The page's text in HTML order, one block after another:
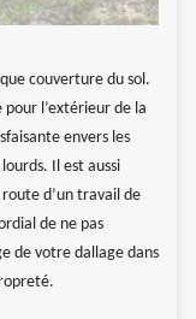
couverture du sol.
pour l’extérieur de la
envers les
Il est aussi
d’un travail de
de ne pas
de votre dallage dans